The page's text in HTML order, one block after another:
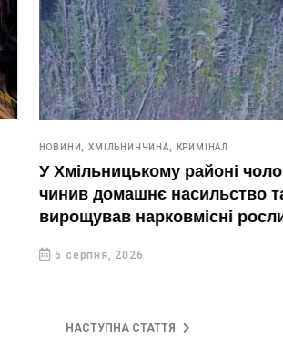
ХМІЛЬНИЧЧИНА, КРИМІНАЛ
У Хмільницькому районі чоловік
чинив домашнє насильство та
вирощував нарковмісні рослини
5 серпня, 2026
НАСТУПНА СТАТТЯ